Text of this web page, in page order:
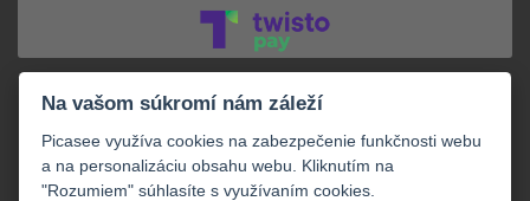
Na vašom súkromí nám záleží
Picasee využíva cookies na zabezpečenie funkčnosti webu
a na personalizáciu obsahu webu. Kliknutím na
"Rozumiem" súhlasíte s využívaním cookies.